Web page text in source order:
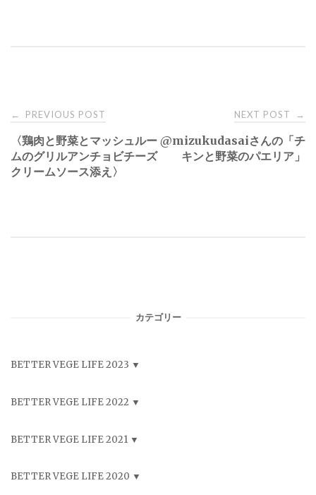
Post
navigation
← PREVIOUS POST
〈鶏肉と野菜とマッシュルー
ムのグリルアンチョビチーズ
クリームソース添え〉
NEXT POST →
@mizukudasaiさんの「チ
キンと野菜のパエリア」
カテゴリー
BETTER VEGE LIFE 2023
BETTER VEGE LIFE 2022
BETTER VEGE LIFE 2021
BETTER VEGE LIFE 2020